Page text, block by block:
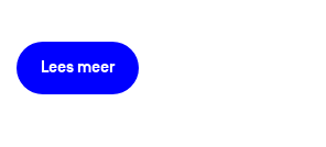
Lees meer